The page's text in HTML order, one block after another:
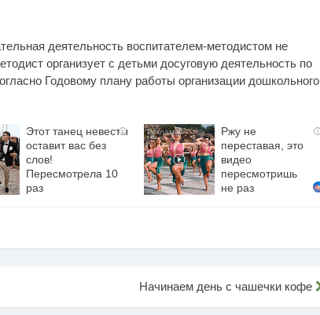
деятельность воспитателем-методистом не
организует с детьми досуговую деятельность по
Годовому плану работы организации дошкольного
i
Этот танец невесты
оставит вас без
слов!
Пересмотрела 10
раз
i
Ржу не
переставая, это
видео
пересмотришь
не раз
Начинаем день с чашечки кофе